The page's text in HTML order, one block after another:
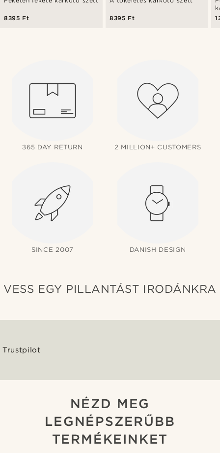
8395 Ft 8395 Ft
365 DAY RETURN 2 MILLION+ CUSTOMERS
SINCE 2007 DANISH DESIGN
VESS EGY PILLANTÁST IRODÁNKRA
Trustpilot
NÉZD MEG
LEGNÉPSZERŰBB
TERMÉKEINKET